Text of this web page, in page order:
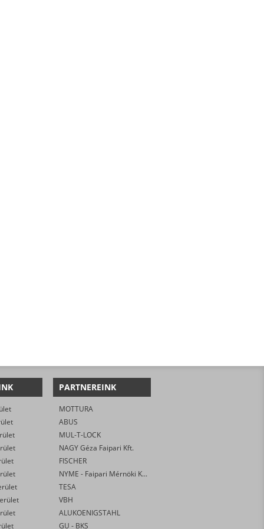
PARTNEREINK
MOTTURA
ABUS
MUL-T-LOCK
NAGY Géza Faipari Kft.
FISCHER
NYME - Faipari Mérnöki Kar
TESA
VBH
ALUKOENIGSTAHL
GU - BKS